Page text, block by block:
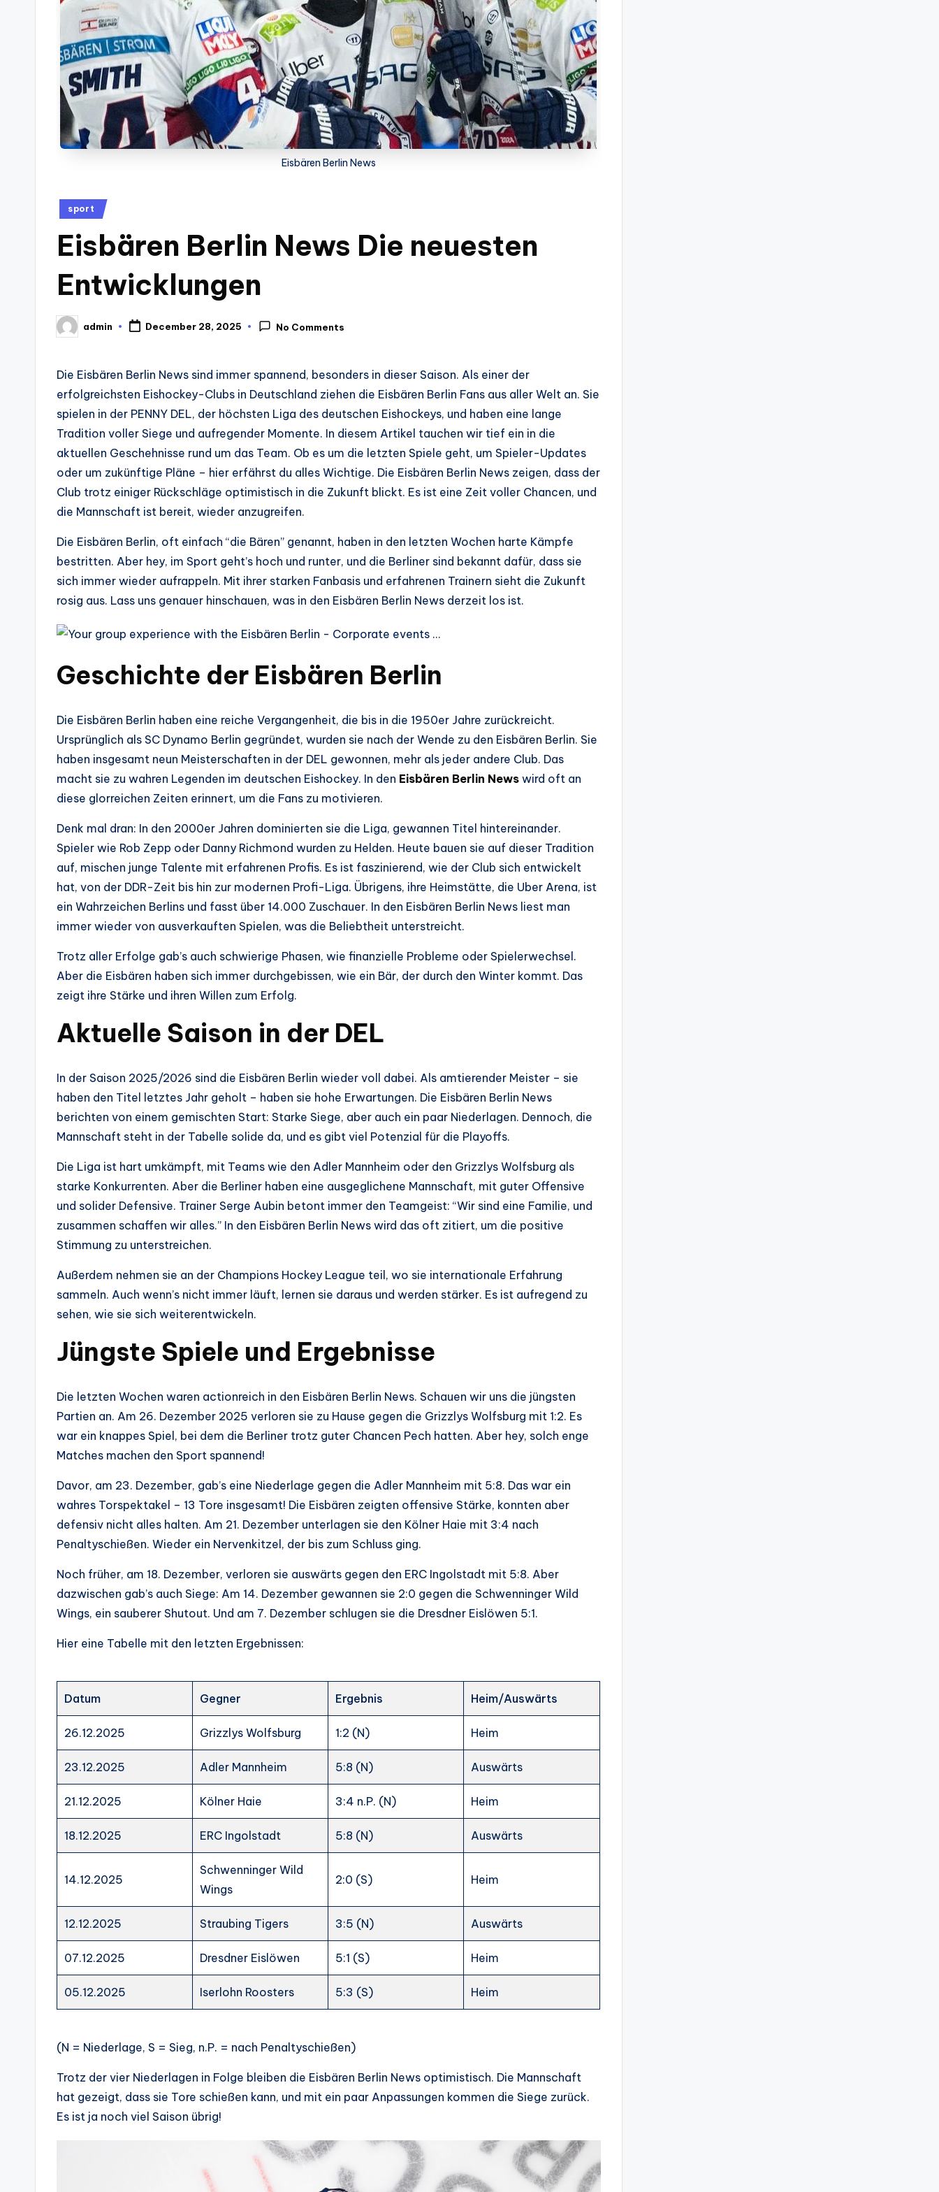
Eisbären Berlin News
Posted
sport
Eisbären Berlin News Die neuesten
Entwicklungen
Posted
by
admin December 28, 2025 No Comments
Die Eisbären Berlin News sind immer spannend, besonders in dieser Saison. Als einer der
erfolgreichsten Eishockey-Clubs in Deutschland ziehen die Eisbären Berlin Fans aus aller Welt an. Sie
spielen in der PENNY DEL, der höchsten Liga des deutschen Eishockeys, und haben eine lange
Tradition voller Siege und aufregender Momente. In diesem Artikel tauchen wir tief ein in die
aktuellen Geschehnisse rund um das Team. Ob es um die letzten Spiele geht, um Spieler-Updates
oder um zukünftige Pläne – hier erfährst du alles Wichtige. Die Eisbären Berlin News zeigen, dass der
Club trotz einiger Rückschläge optimistisch in die Zukunft blickt. Es ist eine Zeit voller Chancen, und
die Mannschaft ist bereit, wieder anzugreifen.
Die Eisbären Berlin, oft einfach “die Bären” genannt, haben in den letzten Wochen harte Kämpfe
bestritten. Aber hey, im Sport geht’s hoch und runter, und die Berliner sind bekannt dafür, dass sie
sich immer wieder aufrappeln. Mit ihrer starken Fanbasis und erfahrenen Trainern sieht die Zukunft
rosig aus. Lass uns genauer hinschauen, was in den Eisbären Berlin News derzeit los ist.
Geschichte der Eisbären Berlin
Die Eisbären Berlin haben eine reiche Vergangenheit, die bis in die 1950er Jahre zurückreicht.
Ursprünglich als SC Dynamo Berlin gegründet, wurden sie nach der Wende zu den Eisbären Berlin. Sie
haben insgesamt neun Meisterschaften in der DEL gewonnen, mehr als jeder andere Club. Das
macht sie zu wahren Legenden im deutschen Eishockey. In den Eisbären Berlin News wird oft an
diese glorreichen Zeiten erinnert, um die Fans zu motivieren.
Denk mal dran: In den 2000er Jahren dominierten sie die Liga, gewannen Titel hintereinander.
Spieler wie Rob Zepp oder Danny Richmond wurden zu Helden. Heute bauen sie auf dieser Tradition
auf, mischen junge Talente mit erfahrenen Profis. Es ist faszinierend, wie der Club sich entwickelt
hat, von der DDR-Zeit bis hin zur modernen Profi-Liga. Übrigens, ihre Heimstätte, die Uber Arena, ist
ein Wahrzeichen Berlins und fasst über 14.000 Zuschauer. In den Eisbären Berlin News liest man
immer wieder von ausverkauften Spielen, was die Beliebtheit unterstreicht.
Trotz aller Erfolge gab’s auch schwierige Phasen, wie finanzielle Probleme oder Spielerwechsel.
Aber die Eisbären haben sich immer durchgebissen, wie ein Bär, der durch den Winter kommt. Das
zeigt ihre Stärke und ihren Willen zum Erfolg.
Aktuelle Saison in der DEL
In der Saison 2025/2026 sind die Eisbären Berlin wieder voll dabei. Als amtierender Meister – sie
haben den Titel letztes Jahr geholt – haben sie hohe Erwartungen. Die Eisbären Berlin News
berichten von einem gemischten Start: Starke Siege, aber auch ein paar Niederlagen. Dennoch, die
Mannschaft steht in der Tabelle solide da, und es gibt viel Potenzial für die Playoffs.
Die Liga ist hart umkämpft, mit Teams wie den Adler Mannheim oder den Grizzlys Wolfsburg als
starke Konkurrenten. Aber die Berliner haben eine ausgeglichene Mannschaft, mit guter Offensive
und solider Defensive. Trainer Serge Aubin betont immer den Teamgeist: “Wir sind eine Familie, und
zusammen schaffen wir alles.” In den Eisbären Berlin News wird das oft zitiert, um die positive
Stimmung zu unterstreichen.
Außerdem nehmen sie an der Champions Hockey League teil, wo sie internationale Erfahrung
sammeln. Auch wenn’s nicht immer läuft, lernen sie daraus und werden stärker. Es ist aufregend zu
sehen, wie sie sich weiterentwickeln.
Jüngste Spiele und Ergebnisse
Die letzten Wochen waren actionreich in den Eisbären Berlin News. Schauen wir uns die jüngsten
Partien an. Am 26. Dezember 2025 verloren sie zu Hause gegen die Grizzlys Wolfsburg mit 1:2. Es
war ein knappes Spiel, bei dem die Berliner trotz guter Chancen Pech hatten. Aber hey, solch enge
Matches machen den Sport spannend!
Davor, am 23. Dezember, gab’s eine Niederlage gegen die Adler Mannheim mit 5:8. Das war ein
wahres Torspektakel – 13 Tore insgesamt! Die Eisbären zeigten offensive Stärke, konnten aber
defensiv nicht alles halten. Am 21. Dezember unterlagen sie den Kölner Haie mit 3:4 nach
Penaltyschießen. Wieder ein Nervenkitzel, der bis zum Schluss ging.
Noch früher, am 18. Dezember, verloren sie auswärts gegen den ERC Ingolstadt mit 5:8. Aber
dazwischen gab’s auch Siege: Am 14. Dezember gewannen sie 2:0 gegen die Schwenninger Wild
Wings, ein sauberer Shutout. Und am 7. Dezember schlugen sie die Dresdner Eislöwen 5:1.
Hier eine Tabelle mit den letzten Ergebnissen:
Datum Gegner Ergebnis Heim/Auswärts
26.12.2025 Grizzlys Wolfsburg 1:2 (N) Heim
23.12.2025 Adler Mannheim 5:8 (N) Auswärts
21.12.2025 Kölner Haie 3:4 n.P. (N) Heim
18.12.2025 ERC Ingolstadt 5:8 (N) Auswärts
14.12.2025
Schwenninger Wild
Wings
2:0 (S) Heim
12.12.2025 Straubing Tigers 3:5 (N) Auswärts
07.12.2025 Dresdner Eislöwen 5:1 (S) Heim
05.12.2025 Iserlohn Roosters 5:3 (S) Heim
(N = Niederlage, S = Sieg, n.P. = nach Penaltyschießen)
Trotz der vier Niederlagen in Folge bleiben die Eisbären Berlin News optimistisch. Die Mannschaft
hat gezeigt, dass sie Tore schießen kann, und mit ein paar Anpassungen kommen die Siege zurück.
Es ist ja noch viel Saison übrig!